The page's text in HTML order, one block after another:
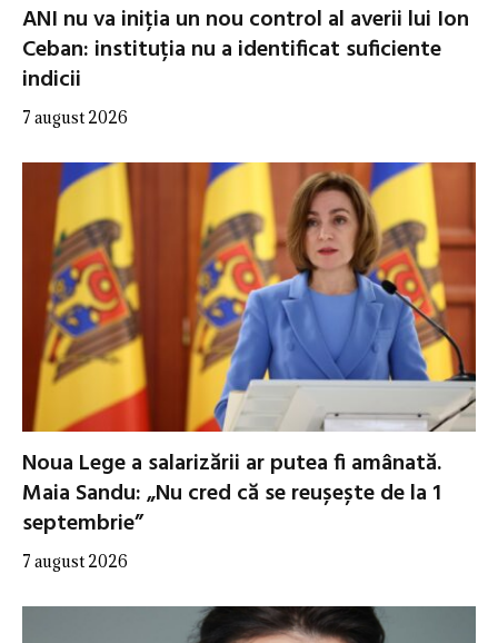
ANI nu va iniția un nou control al averii lui Ion
Ceban: instituția nu a identificat suficiente
indicii
7 august 2026
Noua Lege a salarizării ar putea fi amânată.
Maia Sandu: „Nu cred că se reușește de la 1
septembrie”
7 august 2026